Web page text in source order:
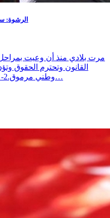
الرشوة:
القانون وتحترم الحقوق
وطني مرموق.2- مرحلة بدأت تطغى فيها المحسوبية…